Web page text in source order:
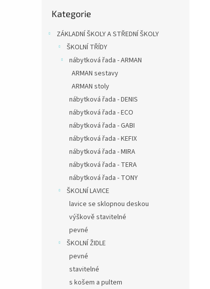
kategorie
Kategorie
ZÁKLADNÍ ŠKOLY A STŘEDNÍ ŠKOLY
ŠKOLNÍ TŘÍDY
nábytková řada - ARMAN
ARMAN sestavy
ARMAN stoly
nábytková řada - DENIS
nábytková řada - ECO
nábytková řada - GABI
nábytková řada - KEFIX
nábytková řada - MIRA
nábytková řada - TERA
nábytková řada - TONY
ŠKOLNÍ LAVICE
lavice se sklopnou deskou
výškově stavitelné
pevné
ŠKOLNÍ ŽIDLE
pevné
stavitelné
s košem a pultem